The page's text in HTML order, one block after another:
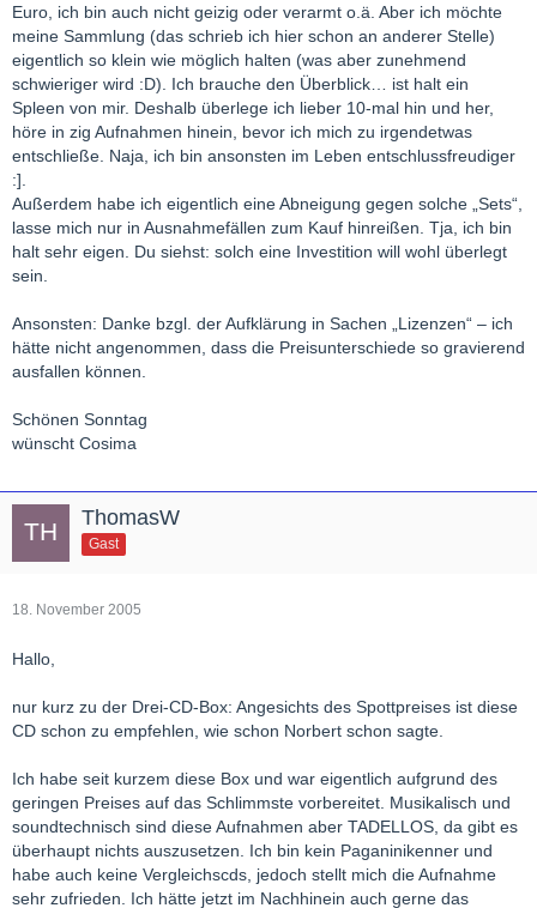
Euro, ich bin auch nicht geizig oder verarmt o.ä. Aber ich möchte
meine Sammlung (das schrieb ich hier schon an anderer Stelle)
eigentlich so klein wie möglich halten (was aber zunehmend
schwieriger wird :D). Ich brauche den Überblick… ist halt ein
Spleen von mir. Deshalb überlege ich lieber 10-mal hin und her,
höre in zig Aufnahmen hinein, bevor ich mich zu irgendetwas
entschließe. Naja, ich bin ansonsten im Leben entschlussfreudiger
:].
Außerdem habe ich eigentlich eine Abneigung gegen solche „Sets“,
lasse mich nur in Ausnahmefällen zum Kauf hinreißen. Tja, ich bin
halt sehr eigen. Du siehst: solch eine Investition will wohl überlegt
sein.
Ansonsten: Danke bzgl. der Aufklärung in Sachen „Lizenzen“ – ich
hätte nicht angenommen, dass die Preisunterschiede so gravierend
ausfallen können.
Schönen Sonntag
wünscht Cosima
ThomasW
Gast
18. November 2005
Hallo,
nur kurz zu der Drei-CD-Box: Angesichts des Spottpreises ist diese
CD schon zu empfehlen, wie schon Norbert schon sagte.
Ich habe seit kurzem diese Box und war eigentlich aufgrund des
geringen Preises auf das Schlimmste vorbereitet. Musikalisch und
soundtechnisch sind diese Aufnahmen aber TADELLOS, da gibt es
überhaupt nichts auszusetzen. Ich bin kein Paganinikenner und
habe auch keine Vergleichscds, jedoch stellt mich die Aufnahme
sehr zufrieden. Ich hätte jetzt im Nachhinein auch gerne das